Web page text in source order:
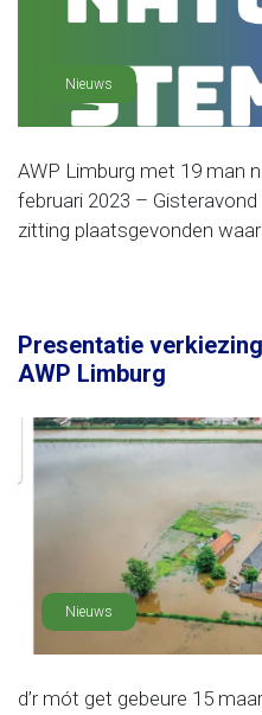
Nieuws
AWP Limburg met 19 man
februari 2023 –
zitting plaatsgevonden
Presentatie
AWP Limburg
Nieuws
d’r mót get gebeure 15